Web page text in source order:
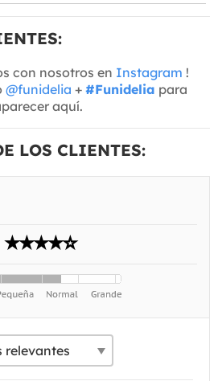
con nosotros en Instagram !
@funidelia + #Funidelia para
aquí.
LOS CLIENTES: